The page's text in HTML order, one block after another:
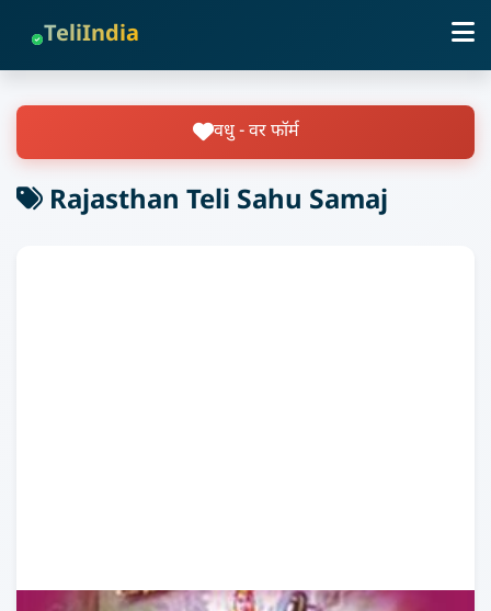
TeliIndia
वधु - वर फॉर्म
Rajasthan Teli Sahu Samaj